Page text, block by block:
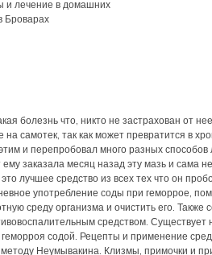
и лечение в домашних
Броварах
болезнь что, никто не застрахован от
на самотек, так как может превратится в
и перепробовал много разных способов
заказала месяц назад эту мазь и сама
это лучшее средство из всех тех что он
употребление соды при геморрое,
среду организма и очистить его. Также
средством. Существует
содой. Рецепты и применение
Неумывакина. Клизмы, примочки и